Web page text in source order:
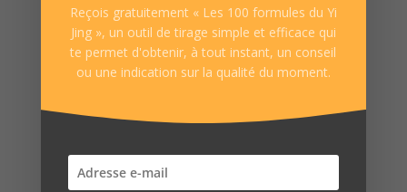
maintenant dessiner votrehexagramme de
situation, qui, comme son nom l’indique, parle
de votre situation à l’instant du tirage. Il est la
réponse du Yi Jing à votre question.
L’hexagramme de situation n’est rien d’autre
que l’hexagramme que vous venez de
construire. Il est simplement débarrassé des
Reçois gratuitement « Les 100 formules du Yi
Jing », un outil de tirage simple et efficace qui
te permet d'obtenir, à tout instant, un conseil
ou une indication sur la qualité du moment.